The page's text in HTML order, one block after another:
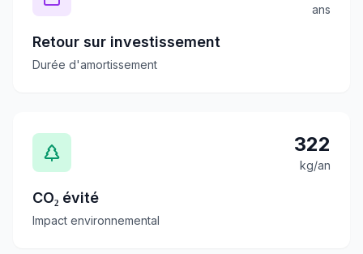
ans
Retour sur investissement
Durée d'amortissement
322
kg/an
CO₂ évité
Impact environnemental